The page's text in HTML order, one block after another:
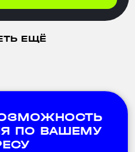
ЕЩЁ
ПО ВАШЕМУ